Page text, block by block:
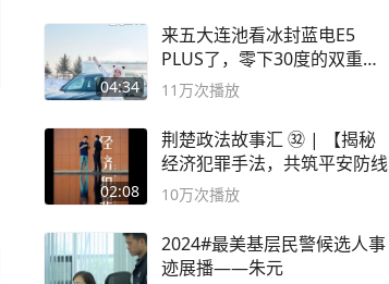
04:34
来五大连池看冰封蓝电E5
PLUS了，零下30度的双重冰
封40小时全录
11万次播放
02:08
荆楚政法故事汇 ㉜ | 【揭秘
经济犯罪手法，共筑平安防线
10万次播放
2024#最美基层民警候选人事
迹展播——朱元